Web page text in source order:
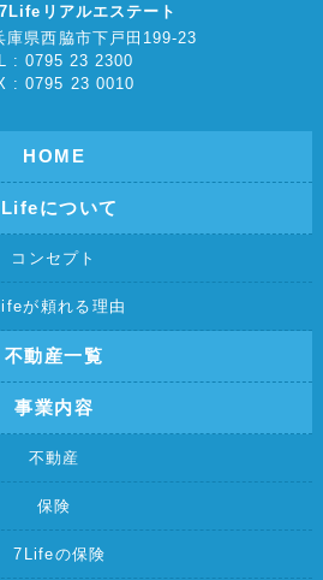
リアルエステート
庫県西脇市下戸田199-23
: 0795 23 2300
: 0795 23 0010
HOME
について
コンセプト
が頼れる理由
不動産一覧
事業内容
不動産
保険
7Lifeの保険